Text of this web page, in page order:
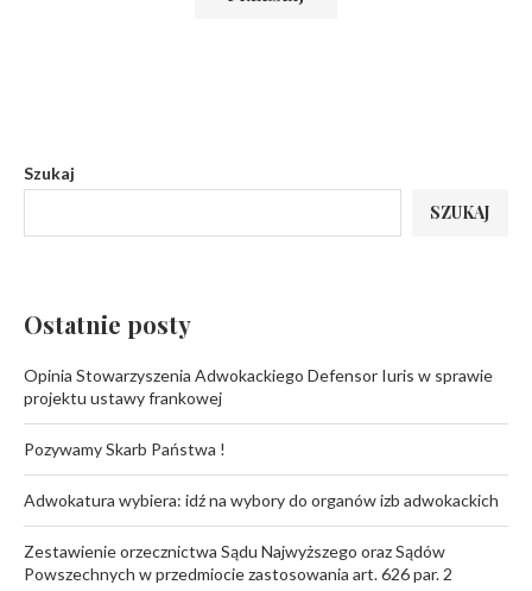
Szukaj
SZUKAJ
Ostatnie posty
Opinia Stowarzyszenia Adwokackiego Defensor Iuris w sprawie
projektu ustawy frankowej
Pozywamy Skarb Państwa !
Adwokatura wybiera: idź na wybory do organów izb adwokackich
Zestawienie orzecznictwa Sądu Najwyższego oraz Sądów
Powszechnych w przedmiocie zastosowania art. 626 par. 2